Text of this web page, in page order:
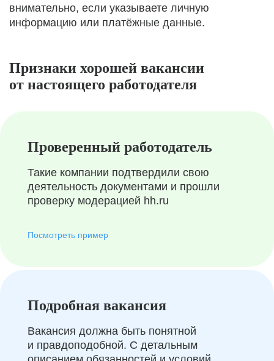
внимательно, если указываете личную
информацию или платёжные данные.
Признаки хорошей вакансии
от настоящего работодателя
Проверенный работодатель
Такие компании подтвердили свою
деятельность документами и прошли
проверку модерацией hh.ru
Посмотреть пример
Подробная вакансия
Вакансия должна быть понятной
и правдоподобной. С детальным